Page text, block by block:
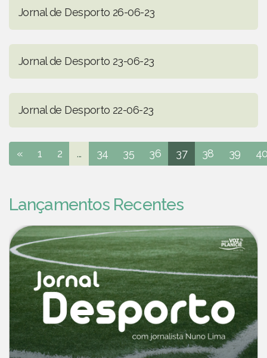
Jornal de Desporto 26-06-23
Jornal de Desporto 23-06-23
Jornal de Desporto 22-06-23
« 1 2 ... 34 35 36 37 38 39
Lançamentos Recentes